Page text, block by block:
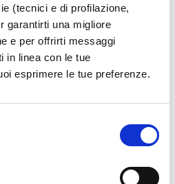
(tecnici e di profilazione,
garantirti una migliore
e per offrirti messaggi
in linea con le tue
esprimere le tue preferenze.